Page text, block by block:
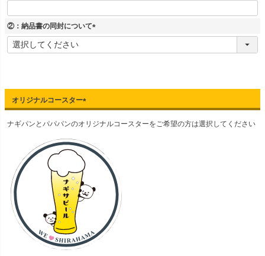
②：納品書の同封について
(
オリジナルコースター
(
必
)
ナギパンとパパパンのオリジナルコースターをご希望の方は選択してください